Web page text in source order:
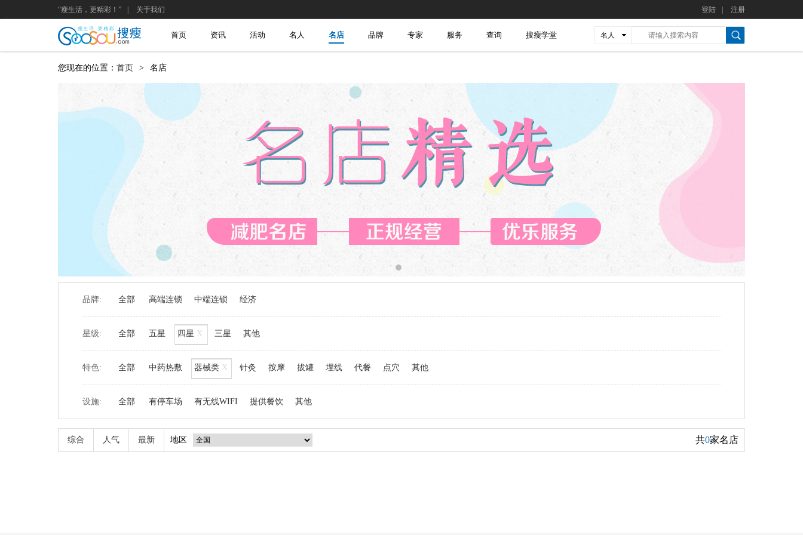
“瘦生活，更精彩！” 关于我们 登陆 注册
首页 资讯 活动 名人 名店 品牌 专家 服务 查询 搜瘦学堂 名人
您现在的位置： 首页 > 名店
品牌: 全部 高端连锁 中端连锁 经济
星级: 全部 五星 四星 X 三星 其他
特色: 全部 中药热敷 器械类 X 针灸 按摩 拔罐 埋线 代餐 点穴 其他
设施: 全部 有停车场 有无线WIFI 提供餐饮 其他
综合 人气 最新 地区 共0家名店